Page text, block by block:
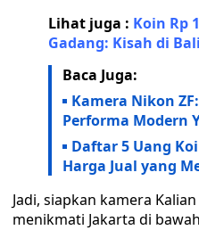
Lihat juga : Koin Rp
Gadang: Kisah di
Baca Juga:
Kamera Nikon
Performa Modern
Daftar 5 Uang
Harga Jual yang
Jadi, siapkan kamera
menikmati Jakarta di